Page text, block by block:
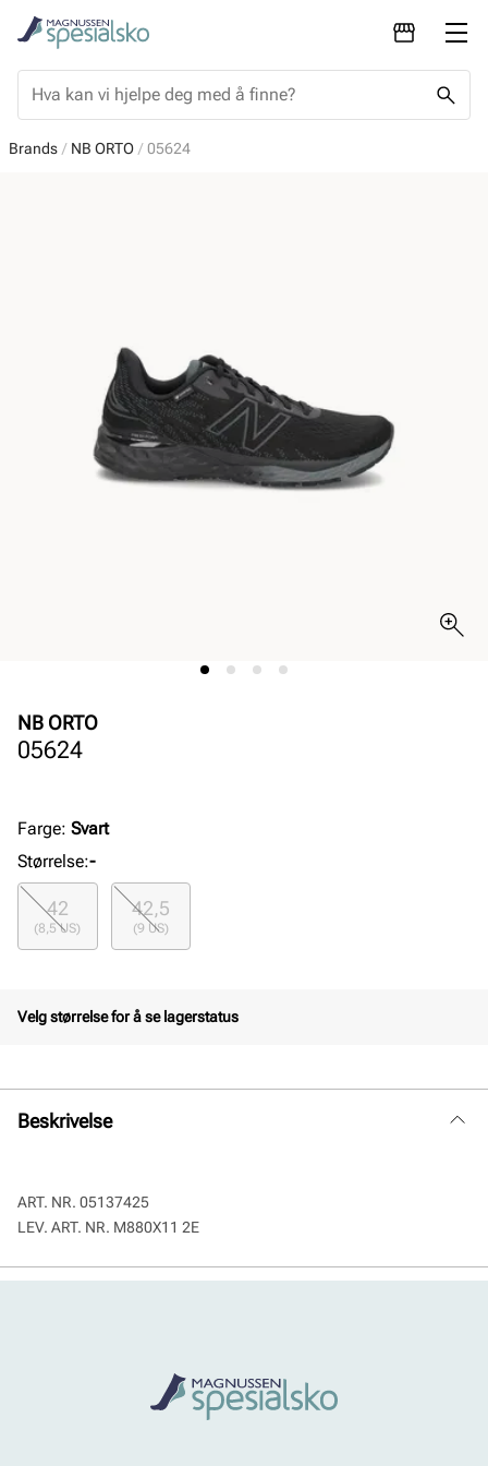
Brands NB ORTO 05624
NB ORTO
05624
Farge: Svart
Størrelse:-
42
(8,5 US)
42,5
(9 US)
Velg størrelse for å se lagerstatus
Beskrivelse
ART. NR. 05137425
LEV. ART. NR. M880X11 2E